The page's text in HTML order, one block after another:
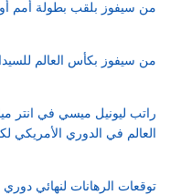
من سيفوز بلقب بطولة أمم أوروبا 2024 في
من سيفوز بكأس العالم للسيدات
راتب ليونيل ميسي في انتر
العالم في الدوري الأمريكي